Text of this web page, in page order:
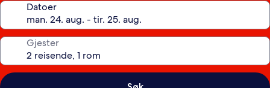
Datoer
Gjester